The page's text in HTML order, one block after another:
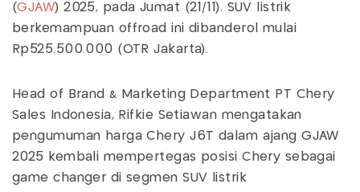
(GJAW) 2025, pada Jumat (21/11). SUV listrik
berkemampuan offroad ini dibanderol mulai
Rp525.500.000 (OTR Jakarta).
Head of Brand & Marketing Department PT Chery
Sales Indonesia, Rifkie Setiawan mengatakan
pengumuman harga Chery J6T dalam ajang GJAW
2025 kembali mempertegas posisi Chery sebagai
game changer di segmen SUV listrik